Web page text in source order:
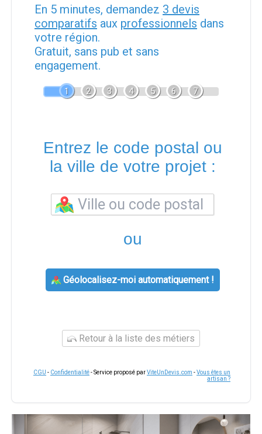
En 5 minutes, demandez 3 devis
comparatifs aux professionnels dans
votre région.
Gratuit, sans pub et sans
engagement.
1 2 3 4 5 6 7
Entrez le code postal ou
la ville de votre projet :
ou
Géolocalisez-moi automatiquement !
Retour à la liste des métiers
CGU - Confidentialité- Service proposé parViteUnDevis.com -Vous êtes un
artisan ?